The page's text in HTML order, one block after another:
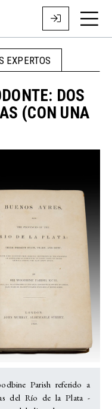
EXPERTOS
DOS
(CON UNA
Parish referido a
del Río de la Plata -